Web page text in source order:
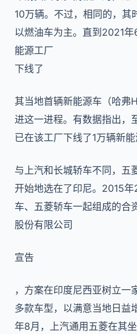
10万辆。不过，相同的，其
以燃油车为主。直到2021
能源工厂
下线了
其当地首辆新能源车（哈弗
进这一进程。有数据指出
已在该工厂下线了1万辆新能
与上汽和长城轿车不同，五
开始地选在了印尼。2015
车、五菱轿车一起组成的
股份有限公司
宣告
，方案在印度尼西亚树立一
多款车型，以满意当地日
年8月，上汽通用五菱在其